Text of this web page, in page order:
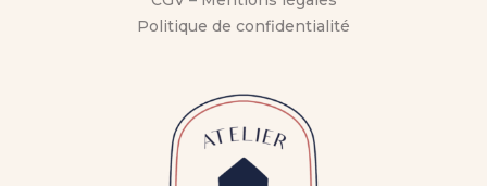
Politique de confidentialité